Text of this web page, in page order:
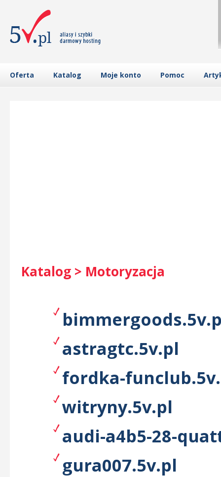
Oferta Katalog Moje konto Pomoc
Katalog > Motoryzacja
astragtc.5v.pl
fordka-
witryny.5v.pl
audi-a4b5-28-
gura007.5v.pl